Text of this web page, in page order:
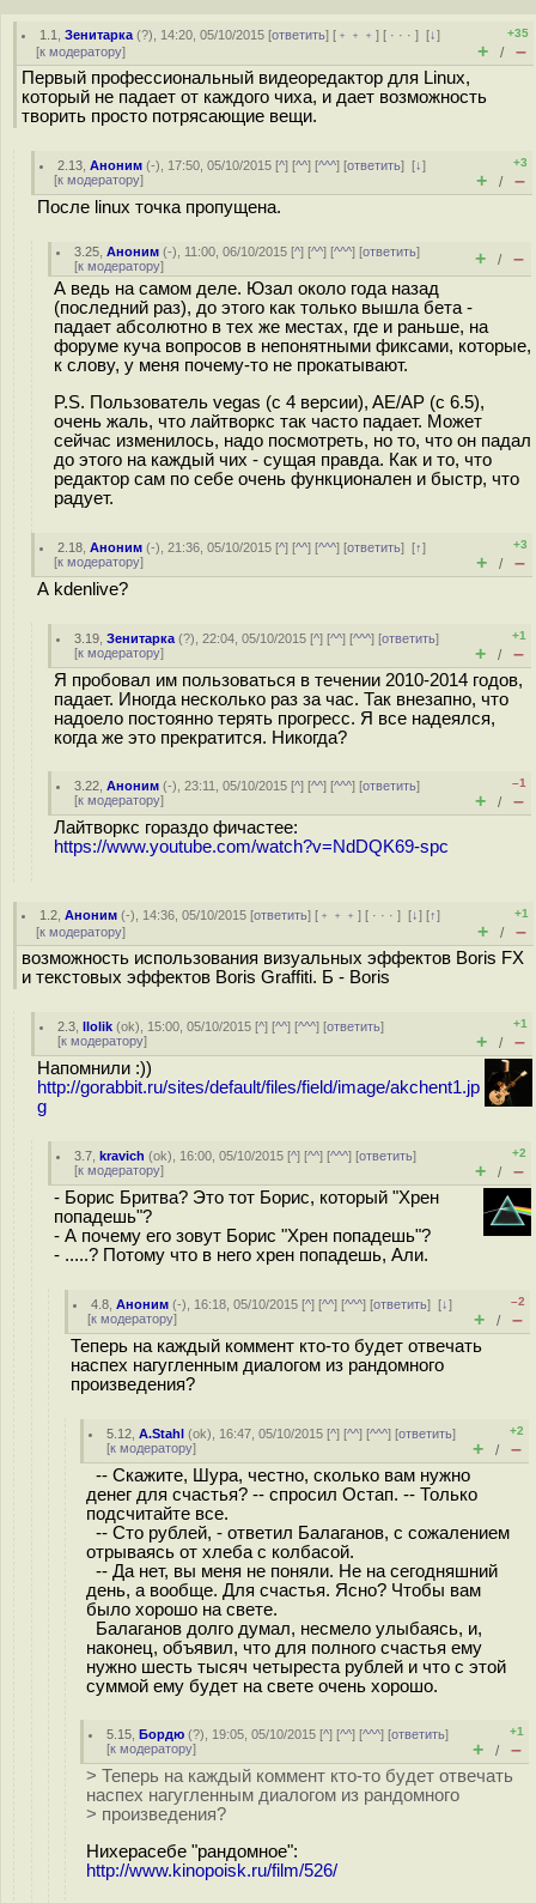
1.1 ,Зенитарка (?), 14:20, 05/10/2015 [ответить] [ ﹢﹢﹢] [ · · ·][↓]
[к модератору]
+35
+ / –
Первый профессиональный видеоредактор для Linux,
который не падает от каждого чиха, и дает возможность
творить просто потрясающие вещи.
2.13 ,Аноним (-), 17:50, 05/10/2015 [^] [^^] [^^^] [ответить][↓]
[к модератору]
+3
+ / –
После linux точка пропущена.
3.25 ,Аноним (-), 11:00, 06/10/2015 [^] [^^] [^^^] [ответить]
[к модератору] + / –
А ведь на самом деле. Юзал около года назад
(последний раз), до этого как только вышла бета -
падает абсолютно в тех же местах, где и раньше, на
форуме куча вопросов в непонятными фиксами, которые,
к слову, у меня почему-то не прокатывают.
P.S. Пользователь vegas (с 4 версии), AE/AP (с 6.5),
очень жаль, что лайтворкс так часто падает. Может
сейчас изменилось, надо посмотреть, но то, что он падал
до этого на каждый чих - сущая правда. Как и то, что
редактор сам по себе очень функционален и быстр, что
радует.
2.18 ,Аноним (-), 21:36, 05/10/2015 [^] [^^] [^^^] [ответить][↑]
[к модератору]
+3
+ / –
А kdenlive?
3.19 ,Зенитарка (?), 22:04, 05/10/2015 [^] [^^] [^^^] [ответить]
[к модератору]
+1
+ / –
Я пробовал им пользоваться в течении 2010-2014 годов,
падает. Иногда несколько раз за час. Так внезапно, что
надоело постоянно терять прогресс. Я все надеялся,
когда же это прекратится. Никогда?
3.22 ,Аноним (-), 23:11, 05/10/2015 [^] [^^] [^^^] [ответить]
[к модератору]
–1
+ / –
Лайтворкс гораздо фичастее:
https://www.youtube.com/watch?v=NdDQK69-spc
1.2 ,Аноним (-), 14:36, 05/10/2015 [ответить] [ ﹢﹢﹢] [ · · ·][↓] [↑]
[к модератору]
+1
+ / –
возможность использования визуальных эффектов Boris FX
и текстовых эффектов Boris Graffiti. Б - Boris
2.3 ,llolik (ok), 15:00, 05/10/2015 [^] [^^] [^^^] [ответить]
[к модератору]
+1
+ / –
Напомнили :))
http://gorabbit.ru/sites/default/files/field/image/akchent1.jp
g
3.7 ,kravich (ok), 16:00, 05/10/2015 [^] [^^] [^^^] [ответить]
[к модератору]
+2
+ / –
- Борис Бритва? Это тот Борис, который "Хрен
попадешь"?
- А почему его зовут Борис "Хрен попадешь"?
- .....? Потому что в него хрен попадешь, Али.
4.8 ,Аноним (-), 16:18, 05/10/2015 [^] [^^] [^^^] [ответить][↓]
[к модератору]
–2
+ / –
Теперь на каждый коммент кто-то будет отвечать
наспех нагугленным диалогом из рандомного
произведения?
5.12 ,A.Stahl (ok), 16:47, 05/10/2015 [^] [^^] [^^^] [ответить]
[к модератору]
+2
+ / –
-- Скажите, Шура, честно, сколько вам нужно
денег для счастья? -- спросил Остап. -- Только
подсчитайте все.
-- Сто рублей, - ответил Балаганов, с сожалением
отрываясь от хлеба с колбасой.
-- Да нет, вы меня не поняли. Не на сегодняшний
день, а вообще. Для счастья. Ясно? Чтобы вам
было хорошо на свете.
Балаганов долго думал, несмело улыбаясь, и,
наконец, объявил, что для полного счастья ему
нужно шесть тысяч четыреста рублей и что с этой
суммой ему будет на свете очень хорошо.
5.15 ,Бордю (?), 19:05, 05/10/2015 [^] [^^] [^^^] [ответить]
[к модератору]
+1
+ / –
> Теперь на каждый коммент кто-то будет отвечать
наспех нагугленным диалогом из рандомного
> произведения?
Нихерасебе "рандомное":
http://www.kinopoisk.ru/film/526/